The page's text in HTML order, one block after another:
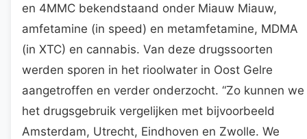
en 4MMC bekendstaand onder Miauw Miauw,
amfetamine (in speed) en metamfetamine, MDMA
(in XTC) en cannabis. Van deze drugssoorten
werden sporen in het rioolwater in Oost Gelre
aangetroffen en verder onderzocht. “Zo kunnen we
het drugsgebruik vergelijken met bijvoorbeeld
Amsterdam, Utrecht, Eindhoven en Zwolle. We